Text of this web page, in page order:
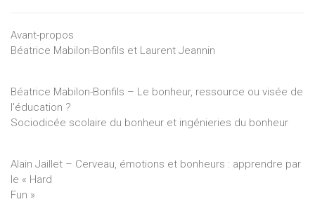
Avant-propos
Béatrice Mabilon-Bonfils et Laurent Jeannin
Béatrice Mabilon-Bonfils – Le bonheur, ressource ou visée de
l'éducation ?
Sociodicée scolaire du bonheur et ingénieries du bonheur
Alain Jaillet – Cerveau, émotions et bonheurs : apprendre par
le « Hard
Fun »